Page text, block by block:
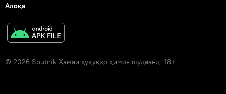
Алоқа
© 2026 Sputnik Ҳамаи ҳуқуқҳо ҳимоя шудаанд. 18+